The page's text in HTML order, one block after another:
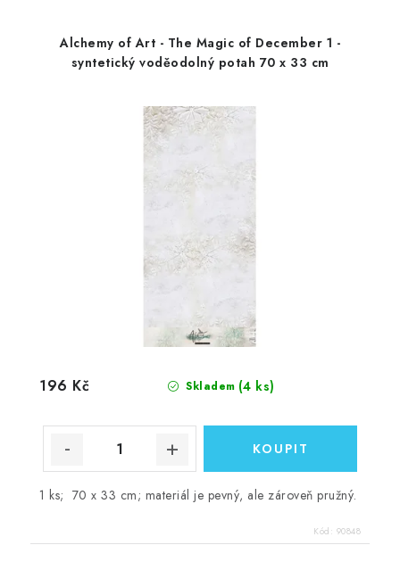
Alchemy of Art - The Magic of December 1 -
syntetický voděodolný potah 70 x 33 cm
Skladem (4 ks)
196 Kč
1 ks; 70 x 33 cm; materiál je pevný, ale zároveň pružný.
Kód: 90848